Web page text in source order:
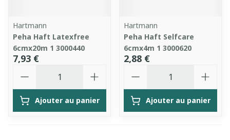
Hartmann
Peha Haft Latexfree
6cmx20m 1 3000440
7,93 €
Ajouter au panier
Hartmann
Peha Haft Selfcare
6cmx4m 1 3000620
2,88 €
Ajouter au panier